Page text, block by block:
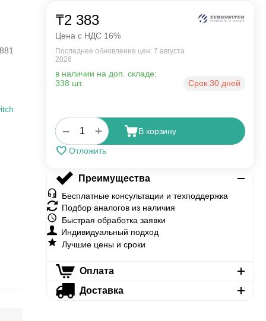
₸2 383
Цена с НДС 16%
Последнее обновление цен: 7 августа
2026
в наличии на доп. складе:
338 шт.
Срок:30 дней
+
− В корзину
Отложить
Преимущества
Бесплатные консультации и техподдержка
Подбор аналогов из наличия
Быстрая обработка заявки
Индивидуальный подход
Лучшие цены и сроки
Оплата
Доставка